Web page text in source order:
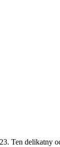
Ten delikatny